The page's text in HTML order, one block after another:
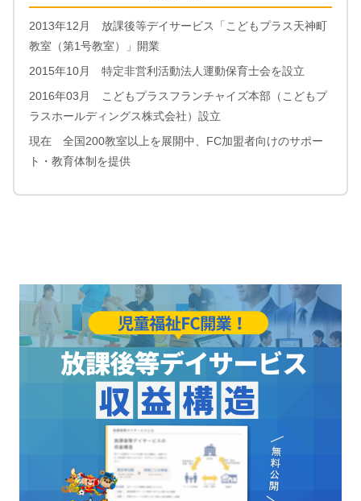
2013年12月 放課後等デイサービス「こどもプラス天神町
教室（第1号教室）」開業
2015年10月 特定非営利活動法人運動保育士会を設立
2016年03月 こどもプラスフランチャイズ本部（こどもプ
ラスホールディングス株式会社）設立
現在 全国200教室以上を展開中、FC加盟者向けのサポー
ト・教育体制を提供